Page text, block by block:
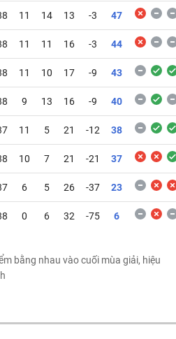
11 14 13 -3 47
11 11 16 -3 44
11 10 17 -9 43
9 13 16 -9 40
11 5 21 -12 38
10 7 21 -21 37
6 5 26 -37 23
0 6 32 -75 6
bằng nhau vào cuối mùa giải, hiệu